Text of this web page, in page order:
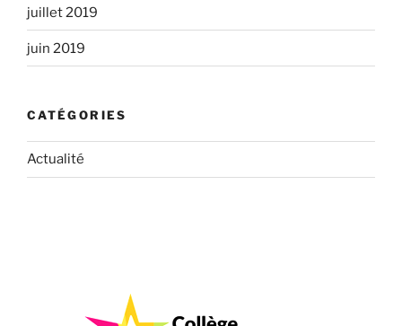
juillet 2019
juin 2019
CATÉGORIES
Actualité